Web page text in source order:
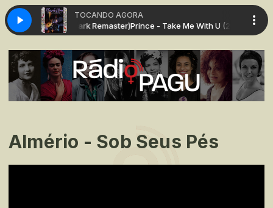
TOCANDO AGORA
(2015 Paisley Park Remaster)Prince - Take Me With U (2015 Paisley
Almério - Sob Seus Pés